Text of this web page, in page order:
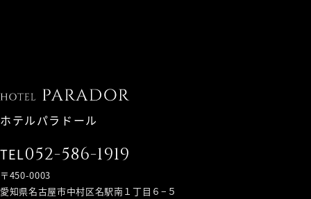
ホテルパラドール
TEL052-586-1919
〒450-0003
愛知県名古屋市中村区名駅南１丁目６−５